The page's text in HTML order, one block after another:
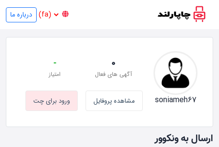
درباره ما
ارسال به ونکوور
soniameh67
0
آگهی های فعال
-
امتیاز
مشاهده پروفایل ورود برای چت